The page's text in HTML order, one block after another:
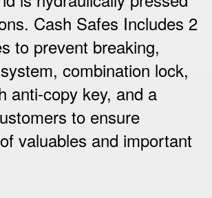
Cash Safes Includes 2
to prevent breaking,
combination lock,
anti-copy key, and a
to ensure
valuables and important